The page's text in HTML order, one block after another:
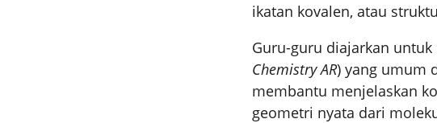
ikatan kovalen, atau
Guru-guru diajarkan
Chemistry AR) yang umum
membantu menjelaskan
geometri nyata dari